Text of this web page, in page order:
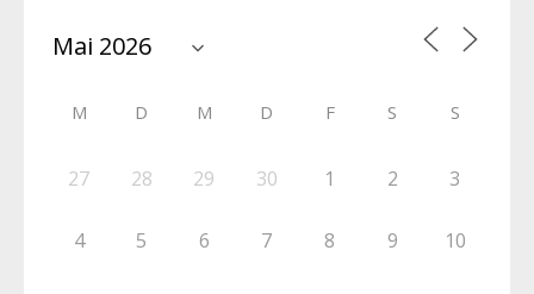
M D M D F S S
27 28 29 30 1 2 3
4 5 6 7 8 9 10